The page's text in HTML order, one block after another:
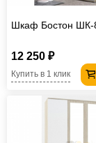
Шкаф Бостон ШК-
12 250 ₽
Купить в 1 клик